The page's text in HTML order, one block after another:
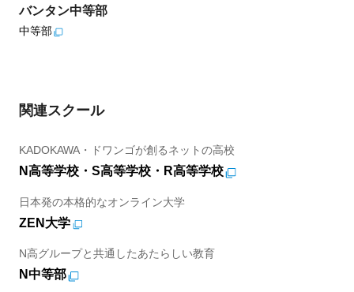
バンタン中等部
中等部
関連スクール
KADOKAWA・ドワンゴが創るネットの高校
N高等学校・S高等学校・R高等学校
日本発の本格的なオンライン大学
ZEN大学
N高グループと共通したあたらしい教育
N中等部